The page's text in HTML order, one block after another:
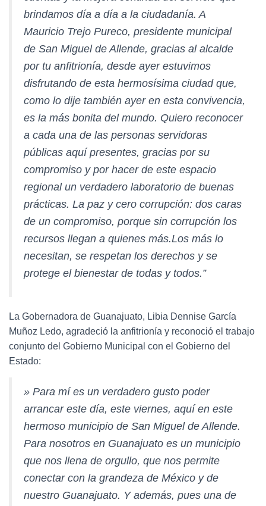
brindamos día a día a la ciudadanía. A
Mauricio Trejo Pureco, presidente municipal
de San Miguel de Allende, gracias al alcalde
por tu anfitrionía, desde ayer estuvimos
disfrutando de esta hermosísima ciudad que,
como lo dije también ayer en esta convivencia,
es la más bonita del mundo. Quiero reconocer
a cada una de las personas servidoras
públicas aquí presentes, gracias por su
compromiso y por hacer de este espacio
regional un verdadero laboratorio de buenas
prácticas. La paz y cero corrupción: dos caras
de un compromiso, porque sin corrupción los
recursos llegan a quienes más.Los más lo
necesitan, se respetan los derechos y se
protege el bienestar de todas y todos.”
La Gobernadora de Guanajuato, Libia Dennise García
Muñoz Ledo, agradeció la anfitrionía y reconoció el trabajo
conjunto del Gobierno Municipal con el Gobierno del
Estado:
» Para mí es un verdadero gusto poder
arrancar este día, este viernes, aquí en este
hermoso municipio de San Miguel de Allende.
Para nosotros en Guanajuato es un municipio
que nos llena de orgullo, que nos permite
conectar con la grandeza de México y de
nuestro Guanajuato. Y además, pues una de